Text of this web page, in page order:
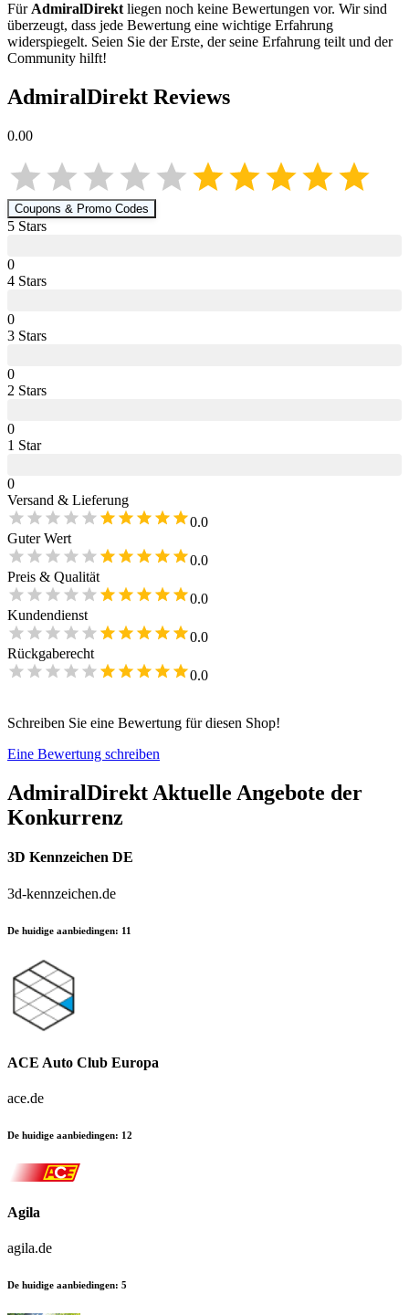
FürAdmiralDirektliegen noch keine Bewertungen vor. Wir sind
überzeugt, dass jede Bewertung eine wichtige Erfahrung
widerspiegelt. Seien Sie der Erste, der seine Erfahrung teilt und der
Community hilft!
AdmiralDirekt Reviews
0.00
Coupons & Promo Codes
5 Stars
0
4 Stars
0
3 Stars
0
2 Stars
0
1 Star
0
Versand & Lieferung
0.0
Guter Wert
0.0
Preis & Qualität
0.0
Kundendienst
0.0
Rückgaberecht
0.0
Schreiben Sie eine Bewertung für diesen Shop!
Eine Bewertung schreiben
AdmiralDirekt Aktuelle Angebote der
Konkurrenz
3D Kennzeichen DE
3d-kennzeichen.de
De huidige aanbiedingen: 11
ACE Auto Club Europa
ace.de
De huidige aanbiedingen: 12
Agila
agila.de
De huidige aanbiedingen: 5